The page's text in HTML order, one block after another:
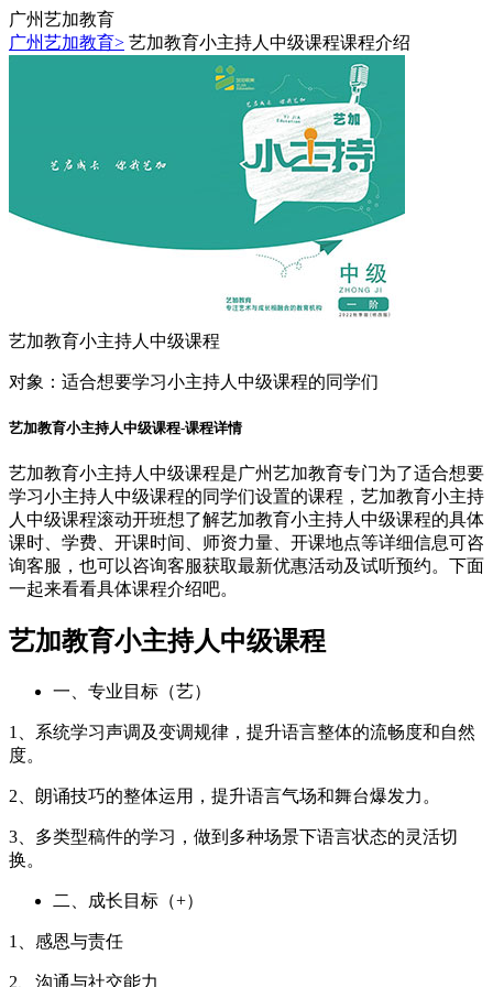
广州艺加教育
广州艺加教育> 艺加教育小主持人中级课程课程介绍
艺加教育小主持人中级课程
对象： 适合想要学习小主持人中级课程的同学们
艺加教育小主持人中级课程-课程详情
艺加教育小主持人中级课程是广州艺加教育专门为了适合想要
学习小主持人中级课程的同学们设置的课程，艺加教育小主持
人中级课程滚动开班想了解艺加教育小主持人中级课程的具体
课时、学费、开课时间、师资力量、开课地点等详细信息可咨
询客服，也可以咨询客服获取最新优惠活动及试听预约。下面
一起来看看具体课程介绍吧。
艺加教育小主持人中级课程
一、专业目标（艺）
1、系统学习声调及变调规律，提升语言整体的流畅度和自然
度。
2、朗诵技巧的整体运用，提升语言气场和舞台爆发力。
3、多类型稿件的学习，做到多种场景下语言状态的灵活切
换。
二、成长目标（+）
1、感恩与责任
2、沟通与社交能力